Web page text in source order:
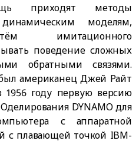
методы
моделям,
имитационного
поведение сложных
обратными связями.
американец Джей Райт
1956 году первую версию
DYNAMO для
с аппаратной
с плавающей точкой IBM-